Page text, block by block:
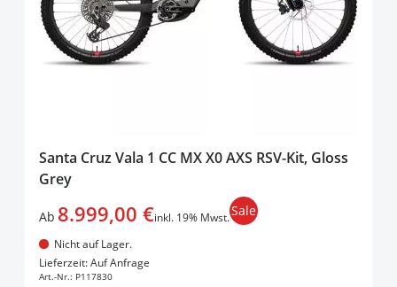
Santa Cruz Vala 1 CC MX X0 AXS RSV-Kit, Gloss
Grey
Ab 8.999,00 €inkl. 19% Mwst.Sale
Nicht auf Lager.
Lieferzeit: Auf Anfrage
Art.-Nr.: P117830
In den Warenkorb